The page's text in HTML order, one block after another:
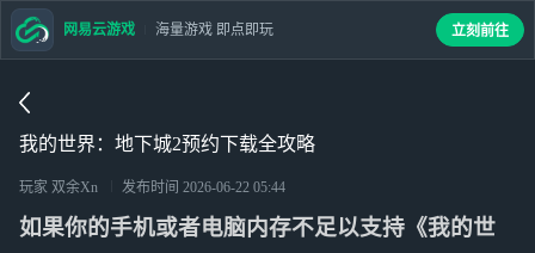
我的世界：地下城2预约下载全攻略
玩家 双余Xn 发布时间 2026-06-22 05:44
如果你的手机或者电脑内存不足以支持《我的世
网易云游戏 海量游戏 即点即玩 立刻前往